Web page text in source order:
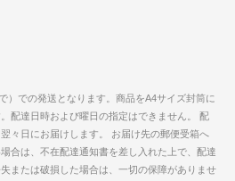
）での発送となります。商品をA4サイズ封筒に
配達日時および曜日の指定はできません。 配
々日にお届けします。 お届け先の郵便受箱へ
合は、不在配達通知書を差し入れた上で、配達
または破損した場合は、一切の保障がありませ